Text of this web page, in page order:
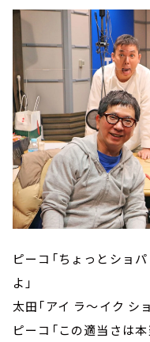
ピーコ「ちょっとショ
よ」
太田「アイ ラ～イク シ
ピーコ「この適当さは本